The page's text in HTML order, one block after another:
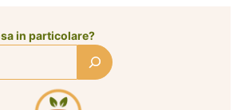
in particolare?